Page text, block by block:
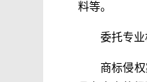
料等。
委托专业
商标侵